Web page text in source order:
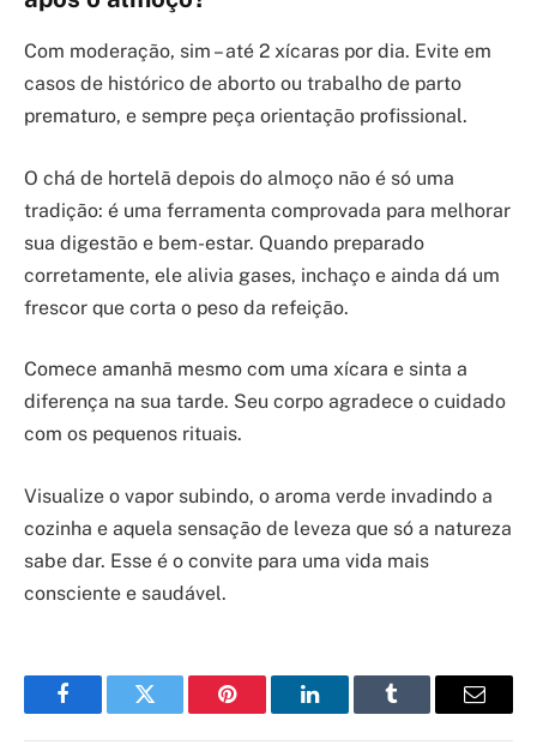
Com moderação, sim – até 2 xícaras por dia. Evite em
casos de histórico de aborto ou trabalho de parto
prematuro, e sempre peça orientação profissional.
O chá de hortelã depois do almoço não é só uma
tradição: é uma ferramenta comprovada para melhorar
sua digestão e bem-estar. Quando preparado
corretamente, ele alivia gases, inchaço e ainda dá um
frescor que corta o peso da refeição.
Comece amanhã mesmo com uma xícara e sinta a
diferença na sua tarde. Seu corpo agradece o cuidado
com os pequenos rituais.
Visualize o vapor subindo, o aroma verde invadindo a
cozinha e aquela sensação de leveza que só a natureza
sabe dar. Esse é o convite para uma vida mais
consciente e saudável.
FacebookTwitter Pinterest LinkedInTumblr Email